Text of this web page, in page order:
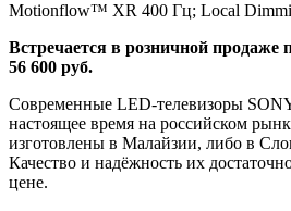
Motionflow™ XR 400 Гц; Local
Встречается в розничной продаже
56 600 руб.
Современные LED-телевизоры
настоящее время на российском
изготовлены в Малайзии, либо в
Качество и надёжность их
цене.